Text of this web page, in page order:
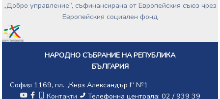
„Добро управление“, съфинансирана от Европейския съюз чрез
Европейския социален фонд
НАРОДНО СЪБРАНИЕ НА РЕПУБЛИКА
БЪЛГАРИЯ
София 1169, пл. „Княз Александър I“ №1
Контакти
Телефонна централа: 02 / 939 39